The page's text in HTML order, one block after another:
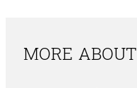
MORE ABOUT